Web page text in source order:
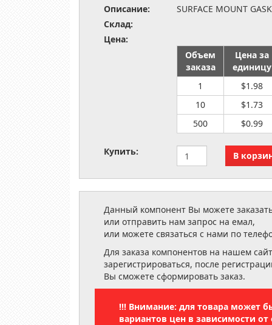
Описание:
SURFACE MOUNT
Склад:
Цена:
Объем
заказа
Цена за
единицу
1
$1.98
10
$1.73
500
$0.99
Купить:
Данный компонент Вы можете
или отправить нам запрос на емал,
или можете связаться с нами по
Для заказа компонентов на нашем
зарегистрироваться, после
Вы сможете сформировать заказ.
!!! Внимание: для товара может
вариантов цен в зависимости от